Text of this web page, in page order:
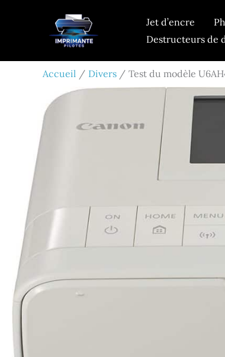
Jet d’encre
Destructeurs de
Accueil Divers Test du modèle